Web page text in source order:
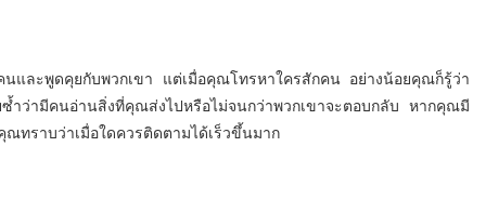
นและพูดคุยกับพวกเขา แต่เมื่อคุณโทรหาใครสักคน อย่างน้อยคุณก็รู้ว่า
ว่ามีคนอ่านสิ่งที่คุณส่งไปหรือไม่จนกว่าพวกเขาจะตอบกลับ หากคุณมี
ทราบว่าเมื่อใดควรติดตามได้เร็วขึ้นมาก